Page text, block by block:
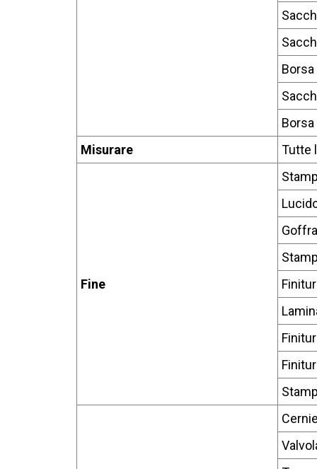
Misurare
Tutte
Fine